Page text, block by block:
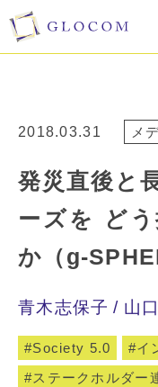
2018.03.31 メ
発災直後と
ーズを ど
か（g-
青木志保子 山
Society 5.0
イ
ステークホルダー